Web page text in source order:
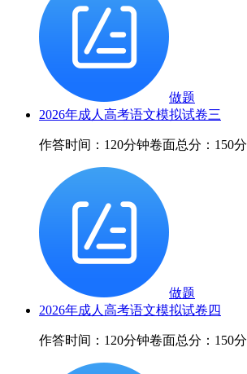
做题
2026年成人高考语文模拟试卷三
作答时间：120分钟卷面总分：150分
做题
2026年成人高考语文模拟试卷四
作答时间：120分钟卷面总分：150分